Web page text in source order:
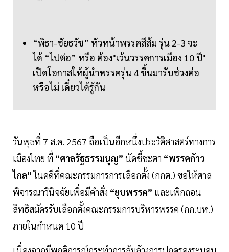
“พิธา-ชัยธวัช” หัวหน้าพรรคสีส้ม รุ่น 2-3 จะ
ได้ “ไปต่อ” หรือ ต้อง"เว้นวรรคการเมือง 10 ปี"
เปิดโอกาสให้ผู้นำพรรครุ่น 4 ขึ้นมารับช่วงต่อ
หรือไม่ เดี๋ยวได้รู้กัน
วันพุธที่ 7 ส.ค. 2567 ถือเป็นอีกหนึ่งประวัติศาสตร์ทางการ
เมืองไทย ที่ “ศาลรัฐธรรมนูญ” นัดชี้ชะตา “พรรคก้าว
ไกล”ในคดีที่คณะกรรมการการเลือกตั้ง (กกต.) ขอให้ศาล
พิจารณาวินิจฉัยเพื่อมีคำสั่ง “ยุบพรรค” และเพิกถอน
สิทธิสมัครรับเลือกตั้งคณะกรรมการบริหารพรรค (กก.บห.)
ภายในกำหนด 10 ปี